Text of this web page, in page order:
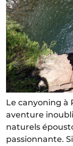
Le canyoning à
aventure
naturels
passionnante.